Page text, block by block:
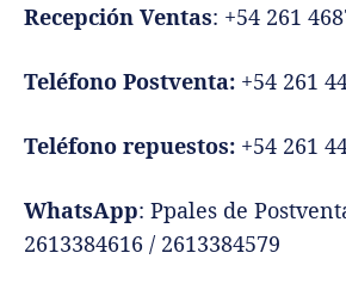
Recepción Ventas: +54 261
Teléfono Postventa: +54 261
Teléfono repuestos: +54 261
WhatsApp: Ppales de
2613384616 / 2613384579